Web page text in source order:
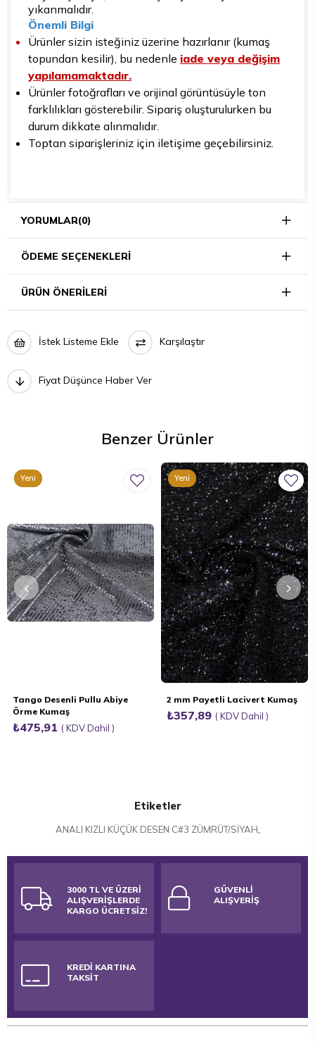
yıkanmalıdır.
Önemli Bilgi
Ürünler sizin isteğiniz üzerine hazırlanır (kumaş
topundan kesilir), bu nedenle iade veya değişim
yapılamamaktadır.
Ürünler fotoğrafları ve orijinal görüntüsüyle ton
farklılıkları gösterebilir. Sipariş oluşturulurken bu
durum dikkate alınmalıdır.
Toptan siparişleriniz için iletişime geçebilirsiniz.
YORUMLAR(0)
ÖDEME SEÇENEKLERI
ÜRÜN ÖNERILERI
İstek Listeme Ekle Karşılaştır
Fiyat Düşünce Haber Ver
Benzer Ürünler
Tango Desenli Pullu Abiye
Örme Kumaş
₺475,91 KDV Dahil
Yeni
2 mm Payetli Lacivert Kumaş
₺357,89 KDV Dahil
Yeni
Ürün
Etiketler
ANALI KIZLI KÜÇÜK DESEN C#3 ZÜMRÜT/SİYAH
3000 TL VE ÜZERİ
ALIŞVERİŞLERDE
KARGO ÜCRETSİZ!
GÜVENLİ
ALIŞVERİŞ
KREDİ KARTINA
TAKSİT